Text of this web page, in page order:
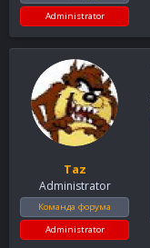
Administrator
Taz
Administrator
Команда форума
Administrator